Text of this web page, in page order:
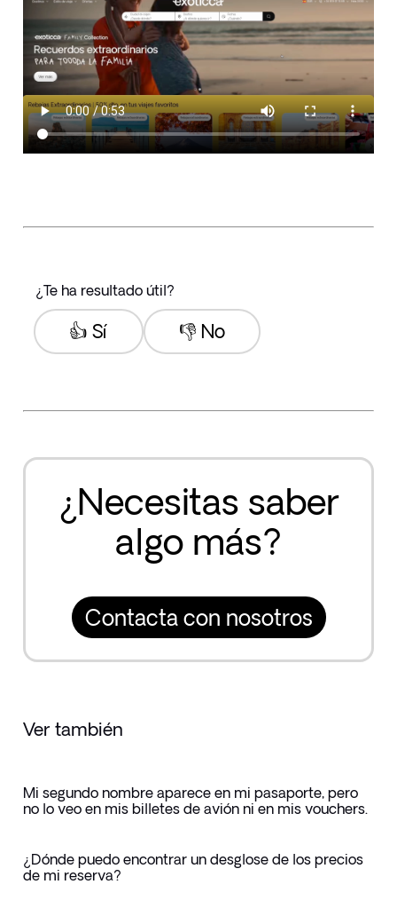
¿Te ha resultado útil?
👎 No
👍 Sí
¿Necesitas saber
algo más?
Contacta con nosotros
Ver también
Mi segundo nombre aparece en mi pasaporte, pero
no lo veo en mis billetes de avión ni en mis vouchers.
¿Dónde puedo encontrar un desglose de los precios
de mi reserva?